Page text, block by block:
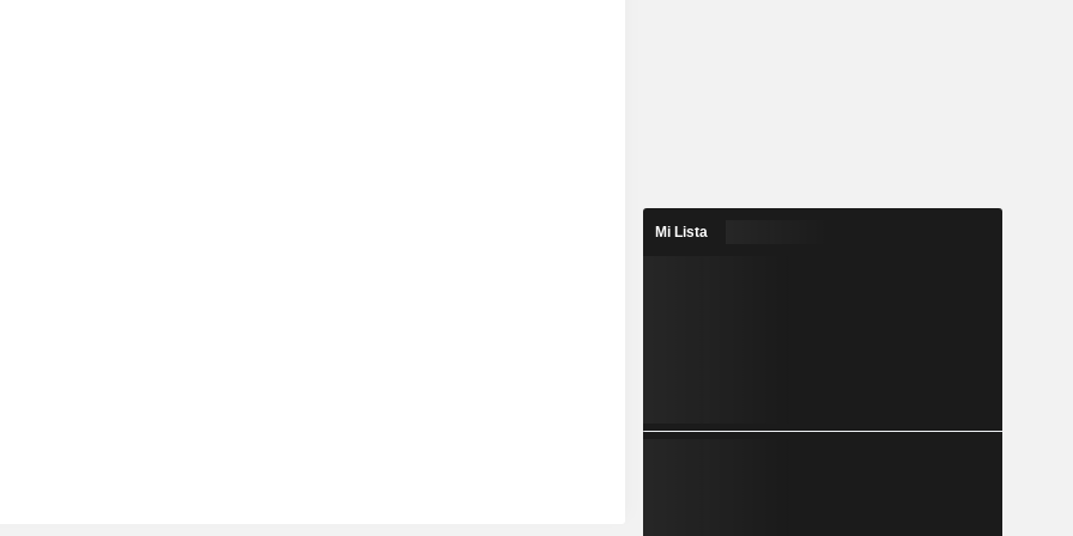
Mi Lista